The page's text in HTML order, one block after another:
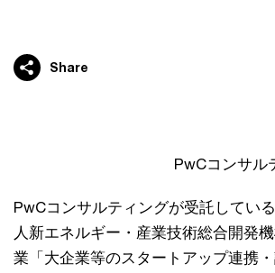
Share
PwCコンサル
PwCコンサルティングが受託してい
人新エネルギー・産業技術総合開発
業「大企業等のスタートアップ連携